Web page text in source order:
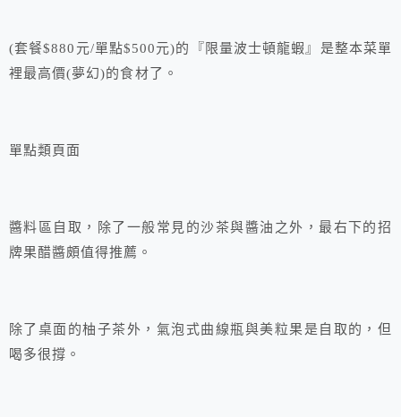
(套餐$880元/單點$500元)的『限量波士頓龍蝦』是整本菜單
裡最高價(夢幻)的食材了。
單點類頁面
醬料區自取，除了一般常見的沙茶與醬油之外，最右下的招
牌果醋醬頗值得推薦。
除了桌面的柚子茶外，氣泡式曲線瓶與美粒果是自取的，但
喝多很撐。